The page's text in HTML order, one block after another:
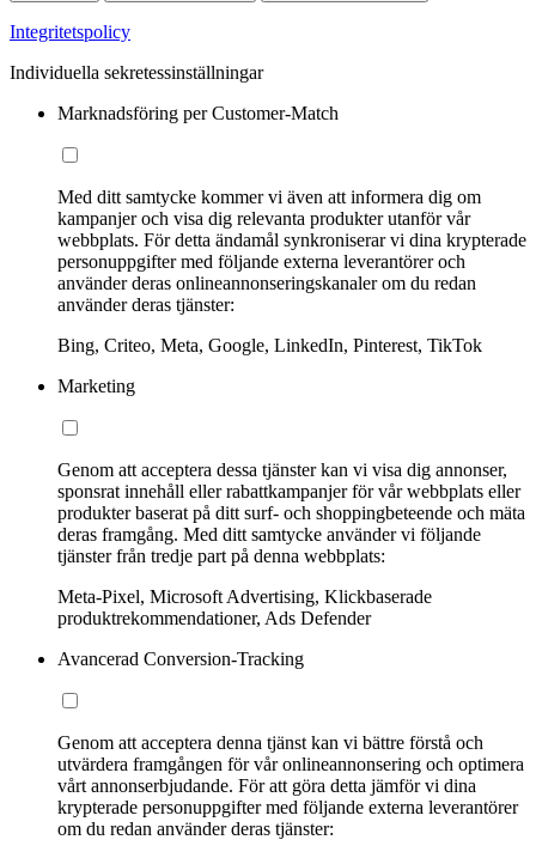
Integritetspolicy
Individuella sekretessinställningar
Marknadsföring per Customer-Match
Med ditt samtycke kommer vi även att informera dig om
kampanjer och visa dig relevanta produkter utanför vår
webbplats. För detta ändamål synkroniserar vi dina krypterade
personuppgifter med följande externa leverantörer och
använder deras onlineannonseringskanaler om du redan
använder deras tjänster:
Bing, Criteo, Meta, Google, LinkedIn, Pinterest, TikTok
Marketing
Genom att acceptera dessa tjänster kan vi visa dig annonser,
sponsrat innehåll eller rabattkampanjer för vår webbplats eller
produkter baserat på ditt surf- och shoppingbeteende och mäta
deras framgång. Med ditt samtycke använder vi följande
tjänster från tredje part på denna webbplats:
Meta-Pixel, Microsoft Advertising, Klickbaserade
produktrekommendationer, Ads Defender
Avancerad Conversion-Tracking
Genom att acceptera denna tjänst kan vi bättre förstå och
utvärdera framgången för vår onlineannonsering och optimera
vårt annonserbjudande. För att göra detta jämför vi dina
krypterade personuppgifter med följande externa leverantörer
om du redan använder deras tjänster: